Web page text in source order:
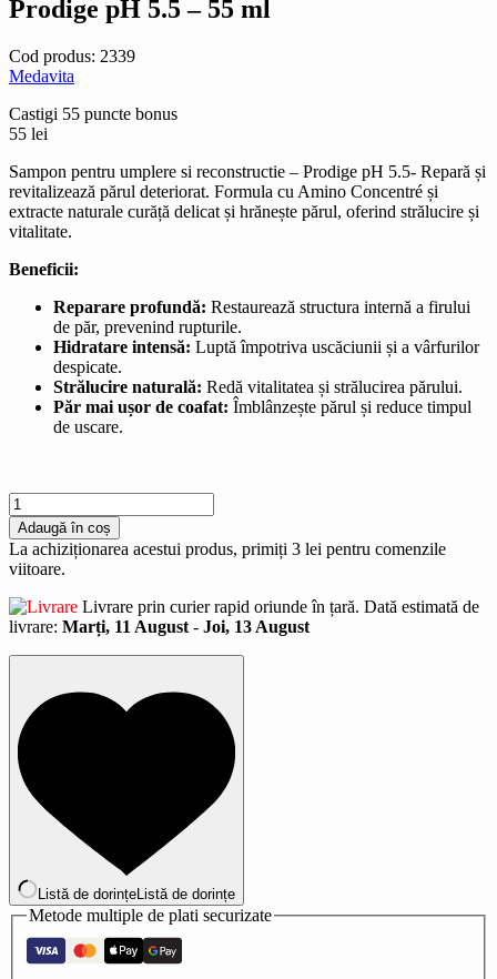
Prodige pH 5.5 – 55 ml
Cod produs: 2339
Medavita
Castigi 55 puncte bonus
55 lei
Sampon pentru umplere si reconstructie – Prodige pH 5.5- Repară și
revitalizează părul deteriorat. Formula cu Amino Concentré și
extracte naturale curăță delicat și hrănește părul, oferind strălucire și
vitalitate.
Beneficii:
Reparare profundă: Restaurează structura internă a firului
de păr, prevenind rupturile.
Hidratare intensă: Luptă împotriva uscăciunii și a vârfurilor
despicate.
Strălucire naturală: Redă vitalitatea și strălucirea părului.
Păr mai ușor de coafat: Îmblânzește părul și reduce timpul
de uscare.
Cantitate
Sampon
pentru
umplere
si
reconstructie
-
pH
55
ml
Adaugă în coș
La achiziționarea acestui produs, primiți 3 lei pentru comenzile
viitoare.
Livrare prin curier rapid oriunde în țară. Dată estimată de
livrare: Marți, 11 August - Joi, 13 August
Listă de dorințe Listă de dorințe
Metode multiple de plati securizate